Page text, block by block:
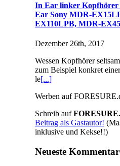
In Ear linker Kopfhörer
Ear Sony MDR-
EX110LPB, MDR-
Dezember 26th, 2017
Wessen Kopfhörer
zum Beispiel konkret
le[...]
Werben auf
Schreib auf
Beitrag als Gastautor!
inklusive und Kekse!!)
Neueste